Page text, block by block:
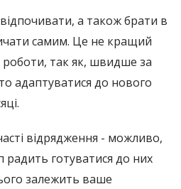
а також брати в
самим. Це не кращий
роботи, так як, швидше за
адаптуватися до нового
відрядження - можливо,
радить готуватися до них
залежить ваше